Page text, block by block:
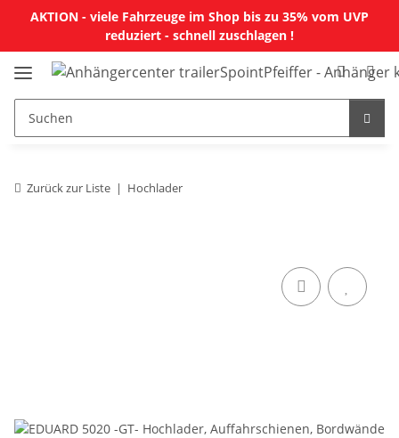
AKTION - viele Fahrzeuge im Shop bis zu 35% vom UVP
reduziert - schnell zuschlagen !
Zurück zur Liste Hochlader